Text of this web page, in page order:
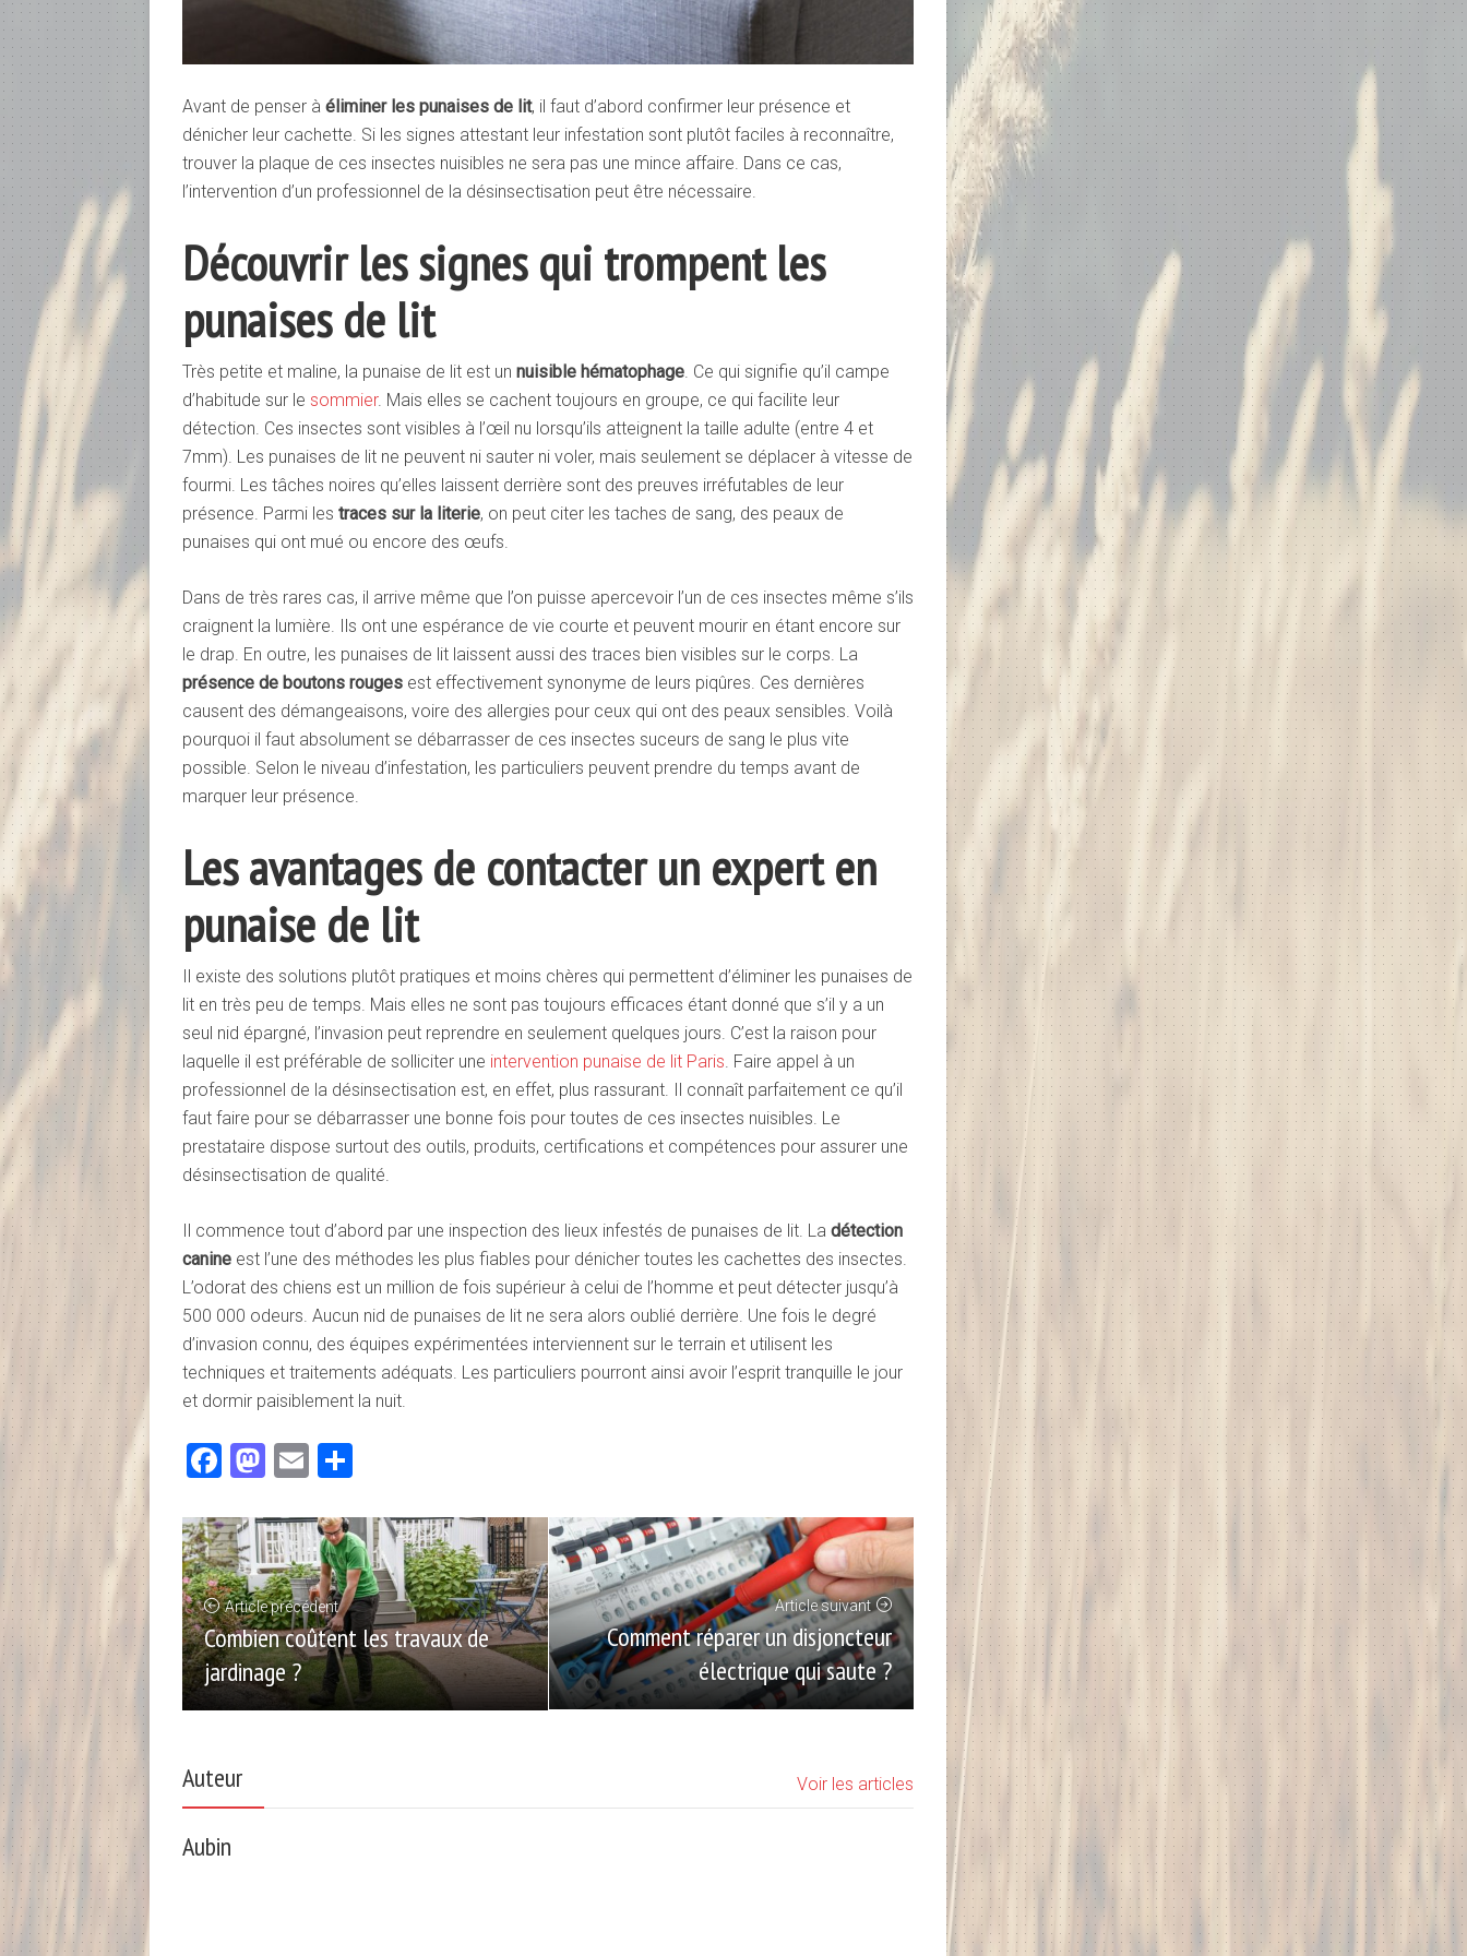
Avant de penser à éliminer les punaises de lit, il faut d’abord confirmer leur présence et
dénicher leur cachette. Si les signes attestant leur infestation sont plutôt faciles à reconnaître,
trouver la plaque de ces insectes nuisibles ne sera pas une mince affaire. Dans ce cas,
l’intervention d’un professionnel de la désinsectisation peut être nécessaire.
Découvrir les signes qui trompent les
punaises de lit
Très petite et maline, la punaise de lit est un nuisible hématophage . Ce qui signifie qu’il campe
d’habitude sur le sommier. Mais elles se cachent toujours en groupe, ce qui facilite leur
détection. Ces insectes sont visibles à l’œil nu lorsqu’ils atteignent la taille adulte (entre 4 et
7mm). Les punaises de lit ne peuvent ni sauter ni voler, mais seulement se déplacer à vitesse de
fourmi. Les tâches noires qu’elles laissent derrière sont des preuves irréfutables de leur
présence. Parmi les traces sur la literie, on peut citer les taches de sang, des peaux de
punaises qui ont mué ou encore des œufs.
Dans de très rares cas, il arrive même que l’on puisse apercevoir l’un de ces insectes même s’ils
craignent la lumière. Ils ont une espérance de vie courte et peuvent mourir en étant encore sur
le drap. En outre, les punaises de lit laissent aussi des traces bien visibles sur le corps. La
présence de boutons rouges est effectivement synonyme de leurs piqûres. Ces dernières
causent des démangeaisons, voire des allergies pour ceux qui ont des peaux sensibles. Voilà
pourquoi il faut absolument se débarrasser de ces insectes suceurs de sang le plus vite
possible. Selon le niveau d’infestation, les particuliers peuvent prendre du temps avant de
marquer leur présence.
Les avantages de contacter un expert en
punaise de lit
Il existe des solutions plutôt pratiques et moins chères qui permettent d’éliminer les punaises de
lit en très peu de temps. Mais elles ne sont pas toujours efficaces étant donné que s’il y a un
seul nid épargné, l’invasion peut reprendre en seulement quelques jours. C’est la raison pour
laquelle il est préférable de solliciter une intervention punaise de lit Paris . Faire appel à un
professionnel de la désinsectisation est, en effet, plus rassurant. Il connaît parfaitement ce qu’il
faut faire pour se débarrasser une bonne fois pour toutes de ces insectes nuisibles. Le
prestataire dispose surtout des outils, produits, certifications et compétences pour assurer une
désinsectisation de qualité.
Il commence tout d’abord par une inspection des lieux infestés de punaises de lit. La détection
canine est l’une des méthodes les plus fiables pour dénicher toutes les cachettes des insectes.
L’odorat des chiens est un million de fois supérieur à celui de l’homme et peut détecter jusqu’à
500 000 odeurs. Aucun nid de punaises de lit ne sera alors oublié derrière. Une fois le degré
d’invasion connu, des équipes expérimentées interviennent sur le terrain et utilisent les
techniques et traitements adéquats. Les particuliers pourront ainsi avoir l’esprit tranquille le jour
et dormir paisiblement la nuit.
Facebook
Mastodon
Email
Article précédent
Combien coûtent les travaux de
jardinage ?
Article suivant
Comment réparer un disjoncteur
électrique qui saute ?
Auteur Voir les articles
Aubin